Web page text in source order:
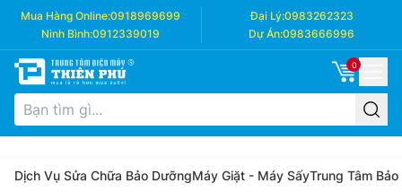
Mua Hàng Online:0918969699 Đại Lý:0983262323
Ninh Bình:0912339019 Dự Án:0983666996
0
Dịch Vụ Sửa Chữa Bảo DưỡngMáy Giặt - Máy SấyTrung Tâm Bảo